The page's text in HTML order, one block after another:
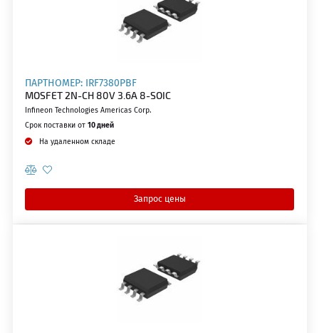
ПАРТНОМЕР: IRF7380PBF
MOSFET 2N-CH 80V 3.6A 8-SOIC
Infineon Technologies Americas Corp.
Срок поставки от 10 дней
На удаленном складе
Запрос цены